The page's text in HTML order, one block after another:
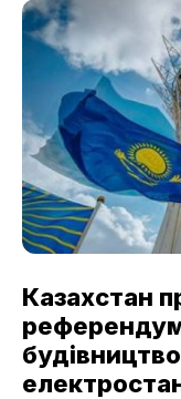
Казахстан